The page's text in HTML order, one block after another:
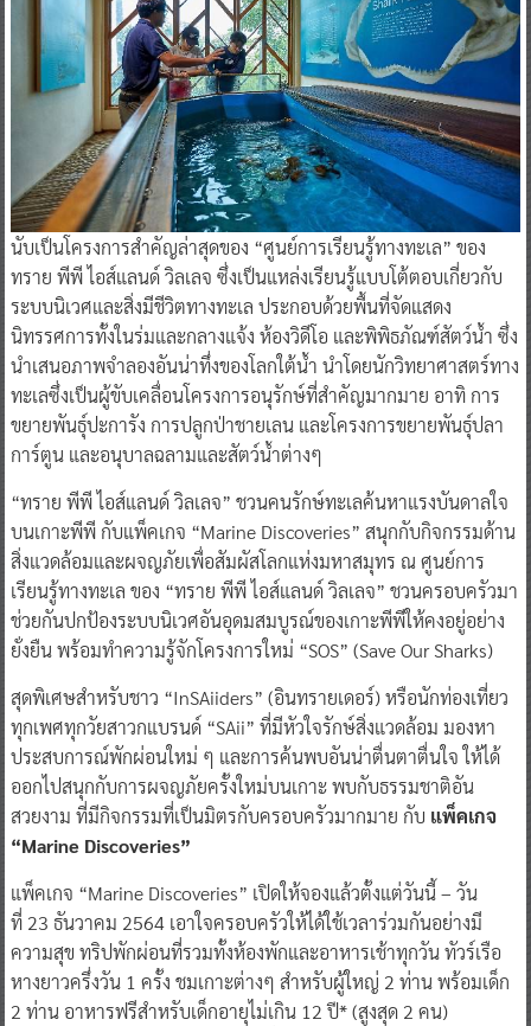
นับเป็นโครงการสำคัญล่าสุดของ “ศูนย์การเรียนรู้ทางทะเล” ของ
ทราย พีพี ไอส์แลนด์ วิลเลจ ซึ่งเป็นแหล่งเรียนรู้แบบโต้ตอบเกี่ยวกับ
ระบบนิเวศและสิ่งมีชีวิตทางทะเล ประกอบด้วยพื้นที่จัดแสดง
นิทรรศการทั้งในร่มและกลางแจ้ง ห้องวิดีโอ และพิพิธภัณฑ์สัตว์น้ำ ซึ่ง
นำเสนอภาพจำลองอันน่าทึ่งของโลกใต้น้ำ นำโดยนักวิทยาศาสตร์ทาง
ทะเลซึ่งเป็นผู้ขับเคลื่อนโครงการอนุรักษ์ที่สำคัญมากมาย อาทิ การ
ขยายพันธุ์ปะการัง การปลูกป่าชายเลน และโครงการขยายพันธุ์ปลา
การ์ตูน และอนุบาลฉลามและสัตว์น้ำต่างๆ
“ทราย พีพี ไอส์แลนด์ วิลเลจ” ชวนคนรักษ์ทะเลค้นหาแรงบันดาลใจ
บนเกาะพีพี กับแพ็คเกจ “Marine Discoveries” สนุกกับกิจกรรมด้าน
สิ่งแวดล้อมและผจญภัยเพื่อสัมผัสโลกแห่งมหาสมุทร ณ ศูนย์การ
เรียนรู้ทางทะเล ของ “ทราย พีพี ไอส์แลนด์ วิลเลจ” ชวนครอบครัวมา
ช่วยกันปกป้องระบบนิเวศอันอุดมสมบูรณ์ของเกาะพีพีให้คงอยู่อย่าง
ยั่งยืน พร้อมทำความรู้จักโครงการใหม่ “SOS” (Save Our Sharks)
สุดพิเศษสำหรับชาว “InSAiiders” (อินทรายเดอร์) หรือนักท่องเที่ยว
ทุกเพศทุกวัยสาวกแบรนด์ “SAii” ที่มีหัวใจรักษ์สิ่งแวดล้อม มองหา
ประสบการณ์พักผ่อนใหม่ ๆ และการค้นพบอันน่าตื่นตาตื่นใจ ให้ได้
ออกไปสนุกกับการผจญภัยครั้งใหม่บนเกาะ พบกับธรรมชาติอัน
สวยงาม ที่มีกิจกรรมที่เป็นมิตรกับครอบครัวมากมาย กับ แพ็คเกจ
“Marine Discoveries”
แพ็คเกจ “Marine Discoveries” เปิดให้จองแล้วตั้งแต่วันนี้ – วัน
ที่ 23 ธันวาคม 2564 เอาใจครอบครัวให้ได้ใช้เวลาร่วมกันอย่างมี
ความสุข ทริปพักผ่อนที่รวมทั้งห้องพักและอาหารเช้าทุกวัน ทัวร์เรือ
หางยาวครึ่งวัน 1 ครั้ง ชมเกาะต่างๆ สำหรับผู้ใหญ่ 2 ท่าน พร้อมเด็ก
2 ท่าน อาหารฟรีสำหรับเด็กอายุไม่เกิน 12 ปี* (สูงสุด 2 คน)